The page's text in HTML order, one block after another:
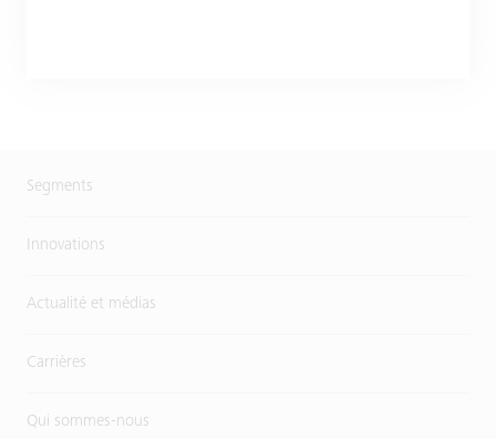
Segments
Innovations
Actualité et médias
Carrières
Qui sommes-nous